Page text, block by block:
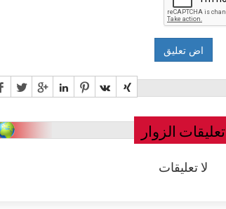
تعليقات الزوار
لا تعليقات